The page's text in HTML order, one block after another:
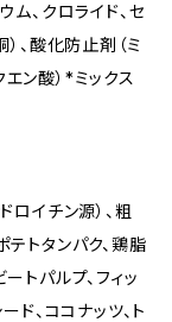
ム、クロライド、セ
）、酸化防止剤（ミ
ン酸）*ミックス
ロイチン源）、粗
テトタンパク、鶏脂
トパルプ、フィッ
ド、ココナッツ、ト